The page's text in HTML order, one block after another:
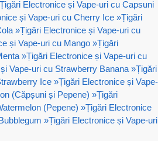
Țigări Electronice și Vape-uri cu Capsuni
și Vape-uri cu Cherry Ice »Țigări
»Țigări Electronice și Vape-uri cu
și Vape-uri cu Mango »Țigări
»Țigări Electronice și Vape-uri cu
Vape-uri cu Strawberry Banana »Țigări
Ice »Țigări Electronice și Vape-
(Căpșuni și Pepene) »Țigări
(Pepene) »Țigări Electronice
»Țigări Electronice și Vape-uri